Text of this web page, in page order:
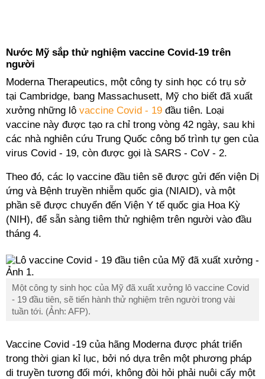
Nước Mỹ sắp thử nghiệm vaccine Covid-19 trên
người
Moderna Therapeutics, một công ty sinh học có trụ sở
tại Cambridge, bang Massachusett, Mỹ cho biết đã xuất
xưởng những lô vaccine Covid - 19 đầu tiên. Loại
vaccine này được tạo ra chỉ trong vòng 42 ngày, sau khi
các nhà nghiên cứu Trung Quốc công bố trình tự gen của
virus Covid - 19, còn được gọi là SARS - CoV - 2.
Theo đó, các lọ vaccine đầu tiên sẽ được gửi đến viện Dị
ứng và Bệnh truyền nhiễm quốc gia (NIAID), và một
phần sẽ được chuyển đến Viện Y tế quốc gia Hoa Kỳ
(NIH), để sẵn sàng tiêm thử nghiệm trên người vào đầu
tháng 4.
Một công ty sinh học của Mỹ đã xuất xưởng lô vaccine Covid
- 19 đầu tiên, sẽ tiến hành thử nghiệm trên người trong vài
tuần tới. (Ảnh: AFP).
Vaccine Covid -19 của hãng Moderna được phát triển
trong thời gian kỉ lục, bởi nó dựa trên một phương pháp
di truyền tương đối mới, không đòi hỏi phải nuôi cấy một